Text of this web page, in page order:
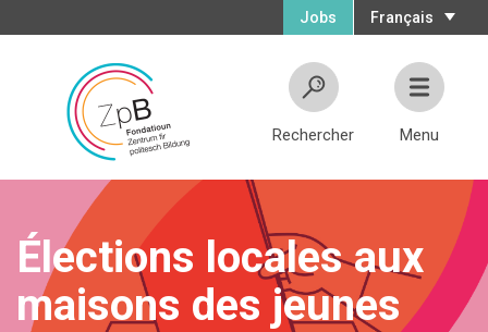
Français
Jobs
Rechercher Menu
Élections locales aux
maisons des jeunes